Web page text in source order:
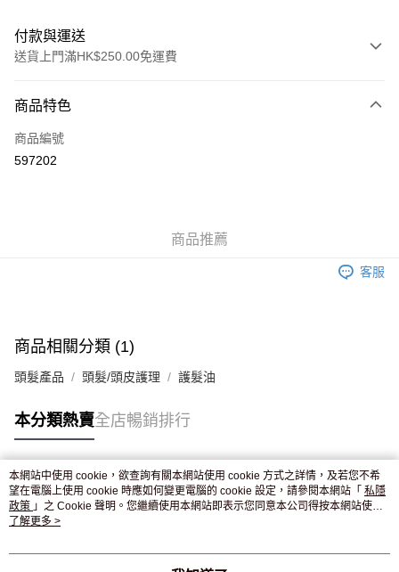
付款與運送
送貨上門滿HK$250.00免運費
信用卡
Apple Pay
付款後門市自取，訂單確認後2-4個工作天到店，7天內取。逾期後
商品特色
商品編號
597202
商品推薦
客服
商品相關分類 (1)
頭髮產品 頭髮/頭皮護理 護髮油
本分類熱賣全店暢銷排行
熱門標籤
熱銷排行
本網站中使用 cookie，欲查詢有關本網站使用 cookie 方式之詳情，及若您不希
望在電腦上使用 cookie 時應如何變更電腦的 cookie 設定，請參閱本網站「 私隱
政策 」之 Cookie 聲明。您繼續使用本網站即表示您同意本公司得按本網站使用
條款之 Cookie 聲明使用 cookie。
了解更多 >